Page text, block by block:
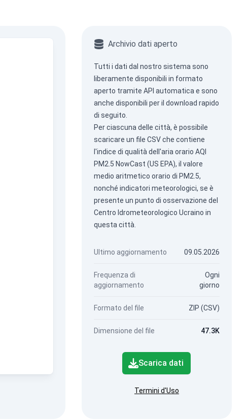
Archivio dati aperto
Tutti i dati dal nostro sistema sono
liberamente disponibili in formato
aperto tramite API automatica e sono
anche disponibili per il download rapido
di seguito.
Per ciascuna delle città, è possibile
scaricare un file CSV che contiene
l'indice di qualità dell'aria orario AQI
PM2.5 NowCast (US EPA), il valore
medio aritmetico orario di PM2.5,
nonché indicatori meteorologici, se è
presente un punto di osservazione del
Centro Idrometeorologico Ucraino in
questa città.
Ultimo aggiornamento 09.05.2026
Frequenza di
aggiornamento
Ogni
giorno
Formato del file ZIP (CSV)
Dimensione del file 47.3K
Scarica dati
Termini d'Uso